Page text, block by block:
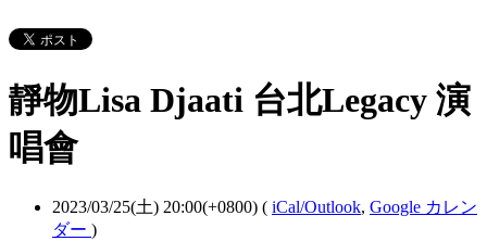
靜物Lisa Djaati 台北Legacy 演
唱會
2023/03/25(土) 20:00(+0800) ( iCal/Outlook, Google カレン
ダー )